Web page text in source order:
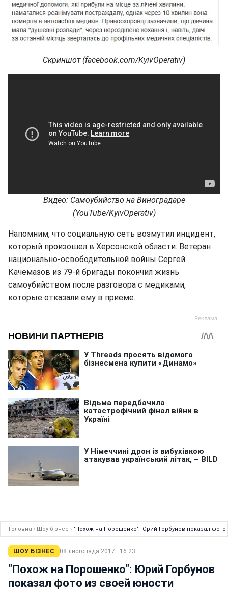
Скриншот (facebook.com/KyivOperativ)
Видео: Самоубийство на Виноградаре
(YouTube/KyivOperativ)
Напомним, что социальную сеть возмутил инцидент,
который произошел в Херсонской области. Ветеран
национально-освободительной войны Сергей
Качемазов из 79-й бригады покончил жизнь
самоубийством после разговора с медиками,
которые отказали ему в приеме.
Головна › Шоу бізнес › "Похож на Порошенко": Юрий Горбунов показал
ШОУ БІЗНЕС 08 листопада 2017 · 16:23
"Похож на Порошенко": Юрий Горбунов
показал фото из своей юности